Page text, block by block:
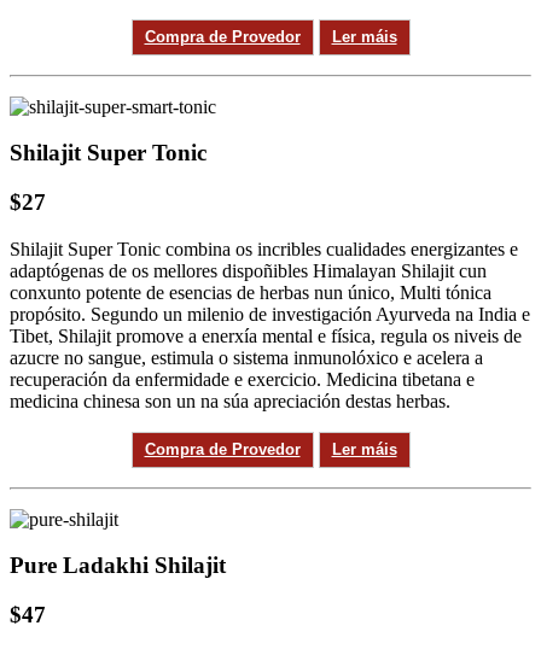
Compra de Provedor Ler máis
Shilajit Super Tonic
$27
Shilajit Super Tonic combina os incribles cualidades energizantes e
adaptógenas de os mellores dispoñibles Himalayan Shilajit cun
conxunto potente de esencias de herbas nun único, Multi tónica
propósito. Segundo un milenio de investigación Ayurveda na India e
Tibet, Shilajit promove a enerxía mental e física, regula os niveis de
azucre no sangue, estimula o sistema inmunolóxico e acelera a
recuperación da enfermidade e exercicio. Medicina tibetana e
medicina chinesa son un na súa apreciación destas herbas.
Compra de Provedor Ler máis
Pure Ladakhi Shilajit
$47